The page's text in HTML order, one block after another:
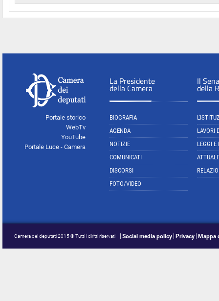
Portale storico
WebTv
YouTube
Portale Luce - Camera
La Presidente
della Camera
BIOGRAFIA
AGENDA
NOTIZIE
COMUNICATI
DISCORSI
FOTO/VIDEO
Il
della
LAVORI
LEGGI E
Camera dei deputati 2015 © Tutti i diritti riservati Social media policy Privacy Mappa